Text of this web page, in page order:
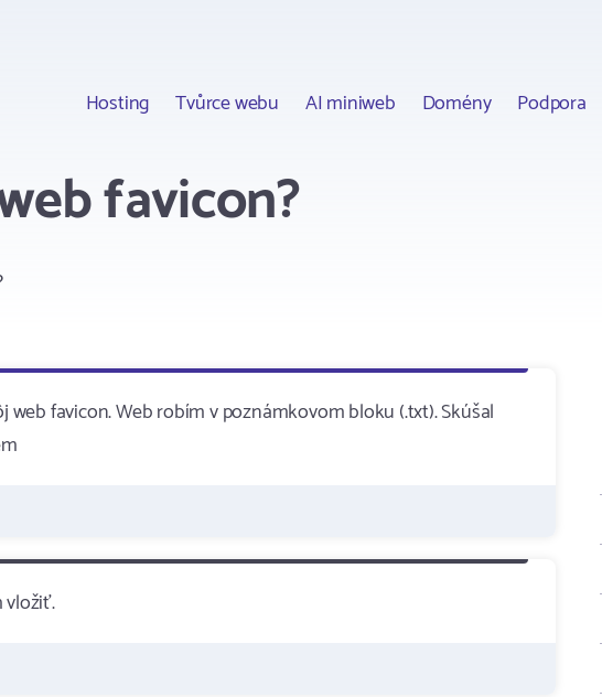
Hosting Tvůrce webu AI miniweb Domény Podpora
favicon?
favicon. Web robím v poznámkovom bloku (.txt). Skúšal
vložiť.